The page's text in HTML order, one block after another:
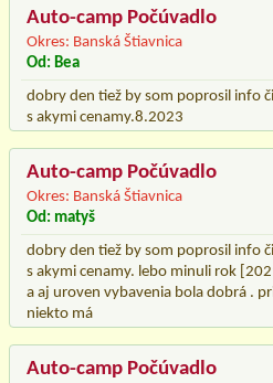
Auto-camp Počúvadlo
Okres: Banská Štiavnica
Od: Bea
dobry den tiež by som poprosil info
s akymi cenamy.8.2023
Auto-camp Počúvadlo
Okres: Banská Štiavnica
Od: matyš
dobry den tiež by som poprosil info
s akymi cenamy. lebo minuli rok
a aj uroven vybavenia bola dobrá .
niekto má
Auto-camp Počúvadlo